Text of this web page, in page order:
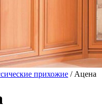
прихожие / Ацена